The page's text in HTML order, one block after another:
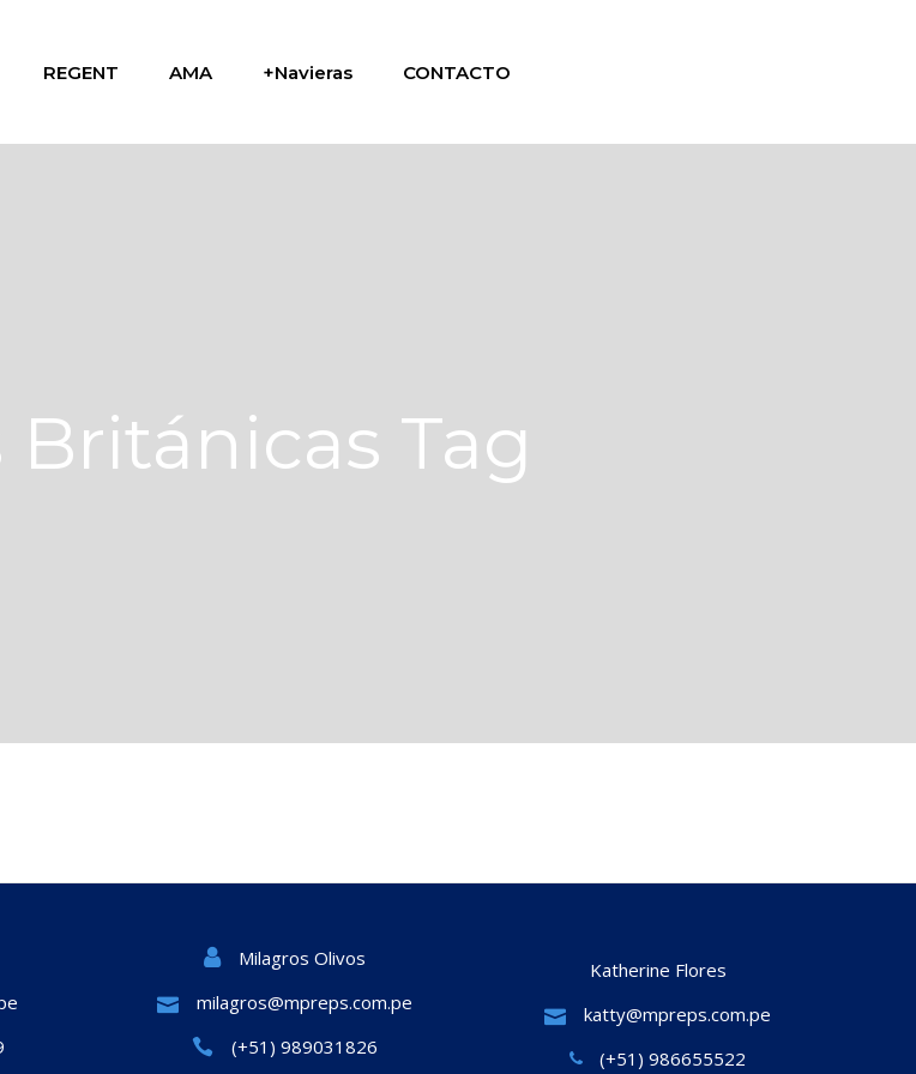
REGENT AMA +Navieras CONTACTO
Tag
Milagros Olivos
milagros@mpreps.com.pe
(+51) 989031826
Katherine Flores
katty@mpreps.com.pe
(+51) 986655522